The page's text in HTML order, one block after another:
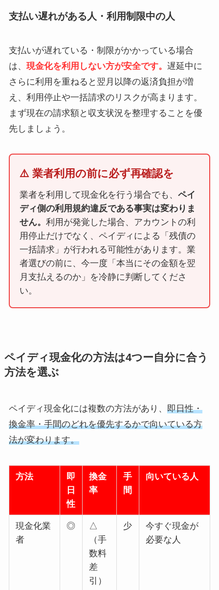
支払い遅れがある人・利用制限中の人
支払いが遅れている・制限がかかっている場合
は、 現金化を利用しない方が安全です。 遅延中に
さらに利用を重ねると翌月以降の返済負担が増
え、利用停止や一括請求のリスクが高まります。
まず現在の請求額と収支状況を整理することを優
先しましょう。
⚠️ 業者利用の前に必ず再確認を
業者を利用して現金化を行う場合でも、 ペイ
ディ側の利用規約違反である事実は変わりま
せん。 利用が発覚した場合、アカウントの利
用停止だけでなく、ペイディによる「残債の
一括請求」が行われる可能性があります。業
者選びの前に、今一度「本当にその金額を翌
月支払えるのか」を冷静に判断してくださ
い。
ペイディ現金化の方法は4つー自分に合う
方法を選ぶ
ペイディ現金化には複数の方法があり、 即日性・
換金率・手間のどれを優先するかで向いている方
法が変わります。
方法
即
日
性
換金
率
手
間
向いている人
現金化業
者
◎
△
（手
数料
差
引）
少
今すぐ現金が
必要な人